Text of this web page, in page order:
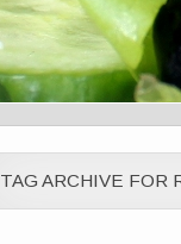
TAG ARCHIVE FOR